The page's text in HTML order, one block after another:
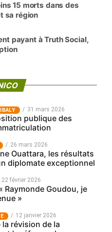
15 morts dans des
sa région
payant à Truth Social,
31 mars 2026
publique des
26 mars 2026
Ouattara, les résultats
diplomate exceptionnel
22 février 2026
Raymonde Goudou, je
»
12 janvier 2026
révision de la